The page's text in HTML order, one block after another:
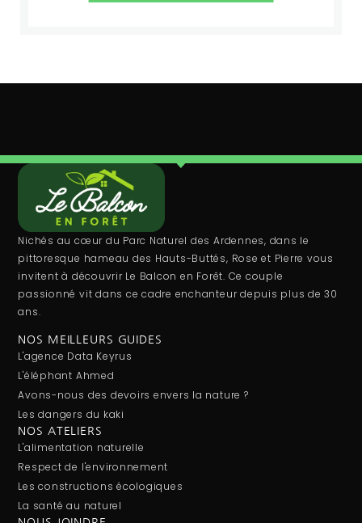
Nichés au cœur du Parc Naturel des Ardennes, dans le
pittoresque hameau des Hauts-Buttés, Rose et Pierre vous
invitent à découvrir Le Balcon en Forêt. Ce couple
passionné vit dans ce cadre enchanteur depuis plus de 30
ans.
NOS MEILLEURS GUIDES
L'agence Data Keyrus
L'éléphant Ahmed
Avons-nous des devoirs envers la nature ?
Les dangers du kaki
NOS ATELIERS
L'alimentation naturelle
Respect de l'environnement
Les constructions écologiques
La santé au naturel